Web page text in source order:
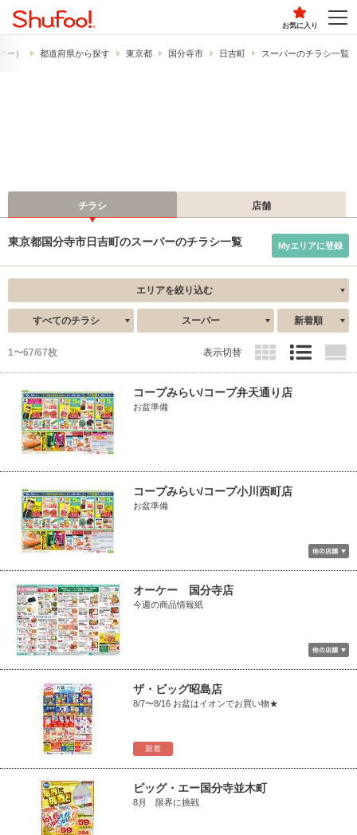
お気に入り
ー） 都道府県から探す 東京都 国分寺市 日吉町 スーパーのチラシ一覧
チラシ 店舗
東京都国分寺市日吉町のスーパーのチラシ一覧 Myエリアに登録
エリアを絞り込む
すべてのチラシ スーパー 新着順
1〜67/67枚 表示切替
コープみらい/コープ弁天通り店
お盆準備
コープみらい/コープ小川西町店
お盆準備
オーケー 国分寺店
今週の商品情報紙
新着
ザ・ビッグ昭島店
8/7〜8/16 お盆はイオンでお買い物★
ビッグ・エー国分寺並木町
8月 限界に挑戦